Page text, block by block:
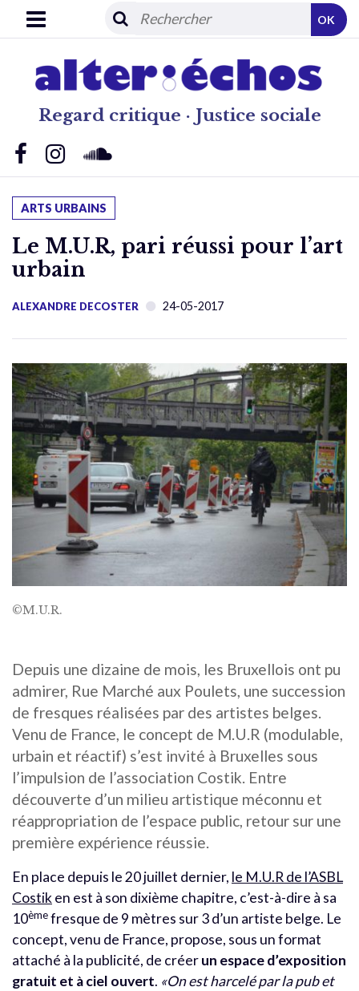
Regard critique · Justice sociale
OK
ARTS URBAINS
Le M.U.R, pari réussi pour l’art
urbain
ALEXANDRE DECOSTER 24-05-2017
©M.U.R.
Depuis une dizaine de mois, les Bruxellois ont pu
admirer, Rue Marché aux Poulets, une succession
de fresques réalisées par des artistes belges.
Venu de France, le concept de M.U.R (modulable,
urbain et réactif) s’est invité à Bruxelles sous
l’impulsion de l’association Costik. Entre
découverte d’un milieu artistique méconnu et
réappropriation de l’espace public, retour sur une
première expérience réussie.
En place depuis le 20 juillet dernier, le M.U.R de l’ASBL
Costiken est à son dixième chapitre, c’est-à-dire à sa
10èmefresque de 9 mètres sur 3 d’un artiste belge. Le
concept, venu de France, propose, sous un format
attaché à la publicité, de créerun espace d’exposition
gratuit et à ciel ouvert. «On est harcelé par la pub et